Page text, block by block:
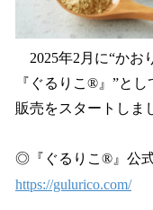
2025年2月に“かお
『ぐるりこ®』”と
販売をスタートしま
◎『ぐるりこ®』公
https://gulurico.com/